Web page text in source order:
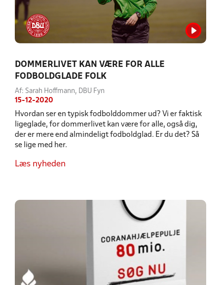
DOMMERLIVET KAN VÆRE FOR ALLE
FODBOLDGLADE FOLK
Af: Sarah Hoffmann, DBU Fyn
15-12-2020
Hvordan ser en typisk fodbolddommer ud? Vi er faktisk
ligeglade, for dommerlivet kan være for alle, også dig,
der er mere end almindeligt fodboldglad. Er du det? Så
se lige med her.
Læs nyheden